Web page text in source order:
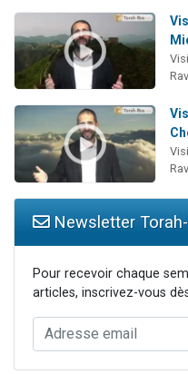
Newsletter
Pour recevoir chaque
articles, inscrivez-vous